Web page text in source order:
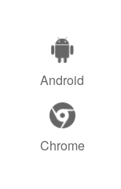
Android
Chrome